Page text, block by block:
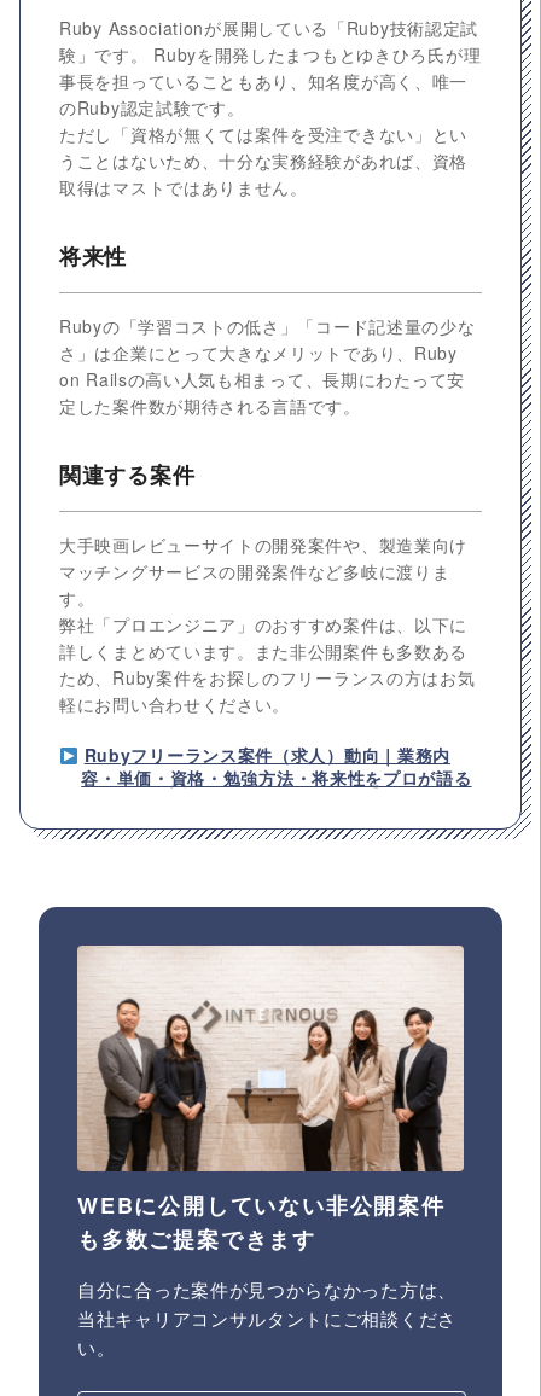
Ruby Associationが展開している「Ruby技術認定試
験」です。 Rubyを開発したまつもとゆきひろ氏が理
事長を担っていることもあり、知名度が高く、唯一
のRuby認定試験です。
ただし「資格が無くては案件を受注できない」とい
うことはないため、十分な実務経験があれば、資格
取得はマストではありません。
将来性
Rubyの「学習コストの低さ」「コード記述量の少な
さ」は企業にとって大きなメリットであり、Ruby
on Railsの高い人気も相まって、長期にわたって安
定した案件数が期待される言語です。
関連する案件
大手映画レビューサイトの開発案件や、製造業向け
マッチングサービスの開発案件など多岐に渡りま
す。
弊社「プロエンジニア」のおすすめ案件は、以下に
詳しくまとめています。また非公開案件も多数ある
ため、Ruby案件をお探しのフリーランスの方はお気
軽にお問い合わせください。
Rubyフリーランス案件（求人）動向｜業務内
容・単価・資格・勉強方法・将来性をプロが語る
WEBに公開していない非公開案件
も多数ご提案できます
自分に合った案件が見つからなかった方は、
当社キャリアコンサルタントにご相談くださ
い。